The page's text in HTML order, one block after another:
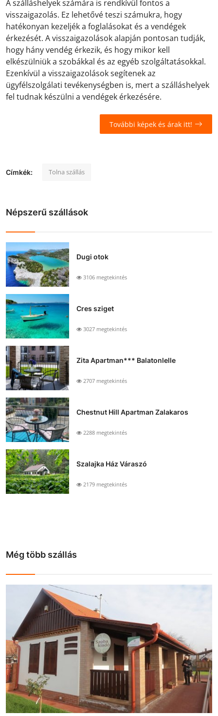
A szálláshelyek számára is rendkívül fontos a
visszaigazolás. Ez lehetővé teszi számukra, hogy
hatékonyan kezeljék a foglalásokat és a vendégek
érkezését. A visszaigazolások alapján pontosan tudják,
hogy hány vendég érkezik, és hogy mikor kell
elkészülniük a szobákkal és az egyéb szolgáltatásokkal.
Ezenkívül a visszaigazolások segítenek az
ügyfélszolgálati tevékenységben is, mert a szálláshelyek
fel tudnak készülni a vendégek érkezésére.
További képek és árak itt!
Címkék: Tolna szállás
Népszerű szállások
Dugi otok
3106 megtekintés
Cres sziget
3027 megtekintés
Zita Apartman*** Balatonlelle
2707 megtekintés
Chestnut Hill Apartman Zalakaros
2288 megtekintés
Szalajka Ház Váraszó
2179 megtekintés
Még több szállás